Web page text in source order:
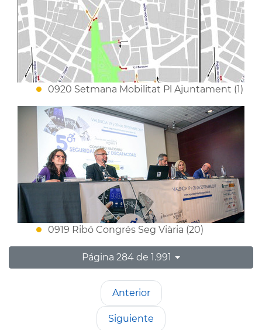
0920 Setmana Mobilitat Pl Ajuntament (1)
0919 Ribó Congrés Seg Viària (20)
Página 284 de 1.991
Anterior
Siguiente